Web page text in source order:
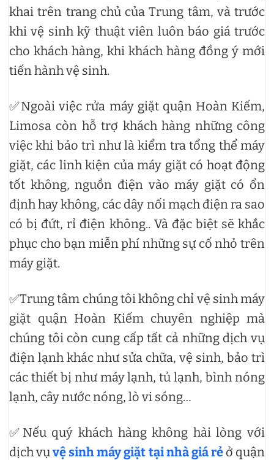
khai trên trang chủ của Trung tâm, và trước
khi vệ sinh kỹ thuật viên luôn báo giá trước
cho khách hàng, khi khách hàng đồng ý mới
tiến hành vệ sinh.
✅Ngoài việc rửa máy giặt quận Hoàn Kiếm,
Limosa còn hỗ trợ khách hàng những công
việc khi bảo trì như là kiểm tra tổng thể máy
giặt, các linh kiện của máy giặt có hoạt động
tốt không, nguồn điện vào máy giặt có ổn
định hay không, các dây nối mạch điện ra sao
có bị đứt, rỉ điện không.. Và đặc biệt sẽ khắc
phục cho bạn miễn phí những sự cố nhỏ trên
máy giặt.
✅Trung tâm chúng tôi không chỉ vệ sinh máy
giặt quận Hoàn Kiếm chuyên nghiệp mà
chúng tôi còn cung cấp tất cả những dịch vụ
điện lạnh khác như sửa chữa, vệ sinh, bảo trì
các thiết bị như máy lạnh, tủ lạnh, bình nóng
lạnh, cây nước nóng, lò vi sóng…
✅Nếu quý khách hàng không hài lòng với
dịch vụvệ sinh máy giặt tại nhà giá rẻở quận